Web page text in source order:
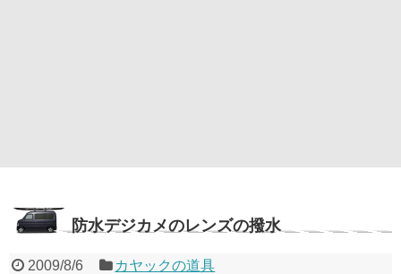
防水デジカメのレンズの撥水
2009/8/6 カヤックの道具